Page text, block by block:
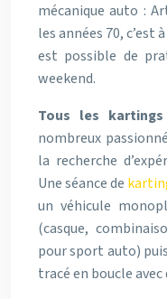
mécanique auto :
les années 70, c’est
est possible de
weekend.
Tous les
nombreux
la recherche
Une séance de
un véhicule
(casque,
pour sport auto)
tracé en boucle